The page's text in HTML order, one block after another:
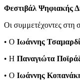
Φεστιβάλ Ψηφιακής
Οι συμμετέχοντες στη
• Ο Ιωάννης
• Η Παναγιώτα
• Ο Ιωάννης